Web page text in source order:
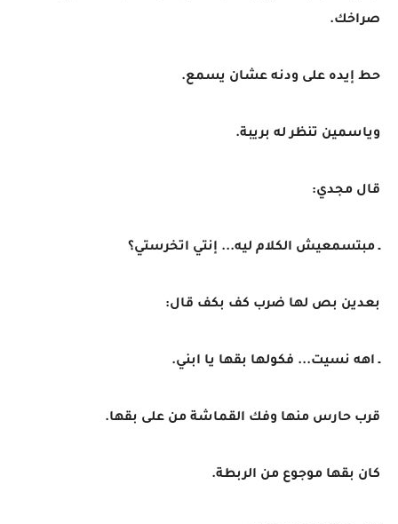
صراخك.
حط إيده على ودنه عشان يسمع.
وياسمين تنظر له بريبة.
قال مجدي:
ـ مبتسمعيش الكلام ليه... إنتي اتخرستي؟
بعدين بص لها ضرب كف بكف قال:
ـ اهه نسيت... فكولها بقها يا ابني.
قرب حارس منها وفك القماشة من على بقها.
كان بقها موجوع من الربطة.